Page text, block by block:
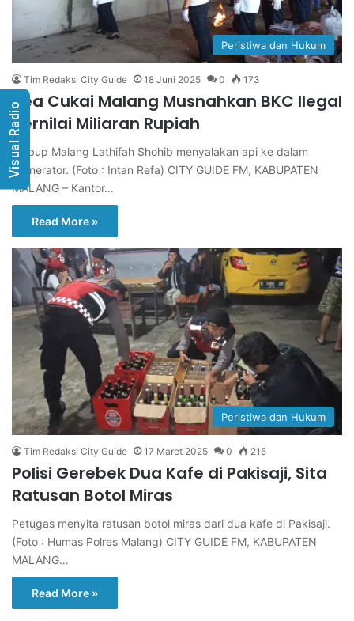
Peristiwa dan Hukum
Tim Redaksi City Guide 18 Juni 2025 0 173
Bea Cukai Malang Musnahkan BKC Ilegal
Bernilai Miliaran Rupiah
Wabup Malang Lathifah Shohib menyalakan api ke dalam
incinerator. (Foto : Intan Refa) CITY GUIDE FM, KABUPATEN
MALANG – Kantor…
Read More »
Peristiwa dan Hukum
Tim Redaksi City Guide 17 Maret 2025 0 215
Polisi Gerebek Dua Kafe di Pakisaji, Sita
Ratusan Botol Miras
Petugas menyita ratusan botol miras dari dua kafe di Pakisaji.
(Foto : Humas Polres Malang) CITY GUIDE FM, KABUPATEN
MALANG…
Read More »
Visual Radio